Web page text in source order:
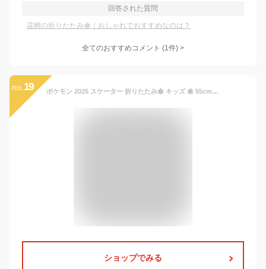
回答された質問
花柄の折りたたみ傘｜おしゃれでおすすめなのは？
全てのおすすめコメント (1件) >
no. 19 ポケモン 2025 スケーター 折りたたみ傘 キッズ 傘 55cm 手開き 折りたたみ 子供用 ポケモン 2025 UBOT55C Skater
ショップでみる